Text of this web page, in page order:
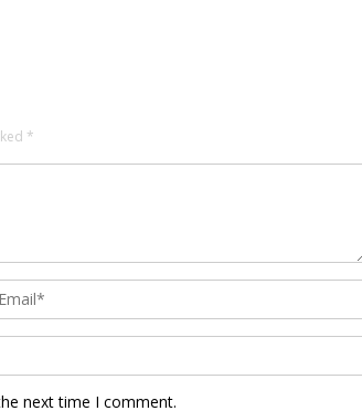
*
next time I comment.